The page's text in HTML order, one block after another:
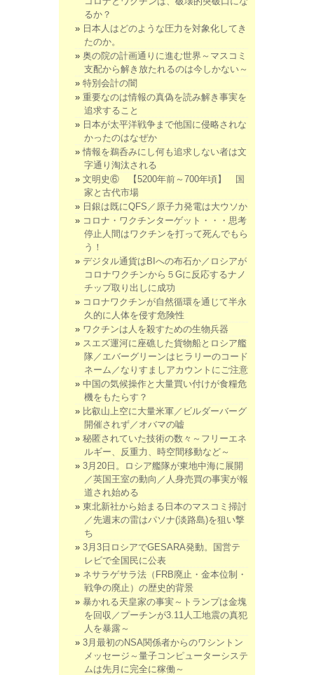
るか？
日本人はどのような圧力を対象化してき
たのか。
奥の院の計画通りに進む世界～マスコミ
支配から解き放たれるのは今しかない～
特別会計の闇
重要なのは情報の真偽を読み解き事実を
追求すること
日本が太平洋戦争まで他国に侵略されな
かったのはなぜか
情報を鵜呑みにし何も追求しない者は文
字通り淘汰される
文明史⑥ 【5200年前～700年頃】 国
家と古代市場
日銀は既にQFS／原子力発電は大ウソか
コロナ・ワクチンターゲット・・・思考
停止人間はワクチンを打って死んでもら
う！
デジタル通貨はBIへの布石か／ロシアが
コロナワクチンから５Gに反応するナノ
チップ取り出しに成功
コロナワクチンが自然循環を通じて半永
久的に人体を侵す危険性
ワクチンは人を殺すための生物兵器
スエズ運河に座礁した貨物船とロシア艦
隊／エバーグリーンはヒラリーのコード
ネーム／なりすましアカウントにご注意
中国の気候操作と大量買い付けが食糧危
機をもたらす？
比叡山上空に大量米軍／ビルダーバーグ
開催されず／オバマの嘘
秘匿されていた技術の数々～フリーエネ
ルギー、反重力、時空間移動など～
3月20日。ロシア艦隊が東地中海に展開
／英国王室の動向／人身売買の事実が報
道され始める
東北新社から始まる日本のマスコミ掃討
／先週末の雷はパソナ(淡路島)を狙い撃
ち
3月3日ロシアでGESARA発動。国営テ
レビで全国民に公表
ネサラゲサラ法（FRB廃止・金本位制・
戦争の廃止）の歴史的背景
暴かれる天皇家の事実～トランプは金塊
を回収／プーチンが3.11人工地震の真犯
人を暴露～
3月最初のNSA関係者からのワシントン
メッセージ～量子コンピューターシステ
ムは先月に完全に稼働～